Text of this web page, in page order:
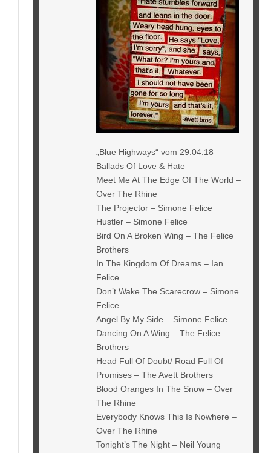
„Blue Highways“ vom 29.04.18
Ballads Of Love & Hate
Meet Me At The Edge Of The World –
Over The Rhine
The Projector – Simone Felice
Hustler – Simone Felice
Bird On A Broken Wing – The Felice
Brothers
In The Kingdom Of Dreams – Ian
Felice
Don’t Wake The Scarecrow – Simone
Felice
Angel By My Side – Simone Felice
Dancing On A Wing – The Felice
Brothers
Head Full Of Doubt/ Road Full Of
Promises – The Avett Brothers
Blood Oranges In The Snow – Over
The Rhine
Everybody Knows This Is Nowhere –
Over The Rhine
Tonight’s The Night – Neil Young